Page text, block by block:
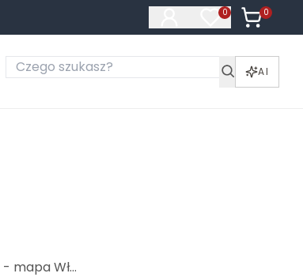
0
Produkty na
0
Produkty
AI
Fototapeta Falk - mapa Włoch